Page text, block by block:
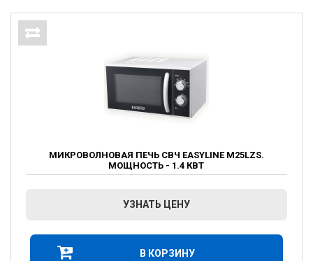
МИКРОВОЛНОВАЯ ПЕЧЬ СВЧ EASYLINE M25LZS.
МОЩНОСТЬ - 1.4 КВТ
УЗНАТЬ ЦЕНУ
В КОРЗИНУ